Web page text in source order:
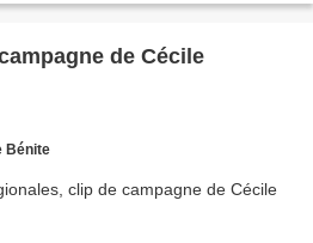
de Cécile
Bénite